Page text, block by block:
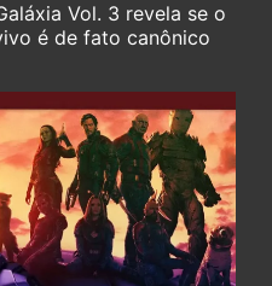
Vol. 3 revela se o
é de fato canônico